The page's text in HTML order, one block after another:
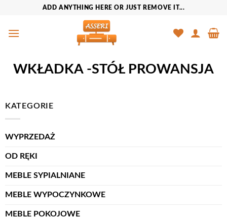
zawartości
ADD ANYTHING HERE OR JUST REMOVE IT...
WKŁADKA -STÓŁ PROWANSJA
KATEGORIE
WYPRZEDAŻ
OD RĘKI
MEBLE SYPIALNIANE
MEBLE WYPOCZYNKOWE
MEBLE POKOJOWE